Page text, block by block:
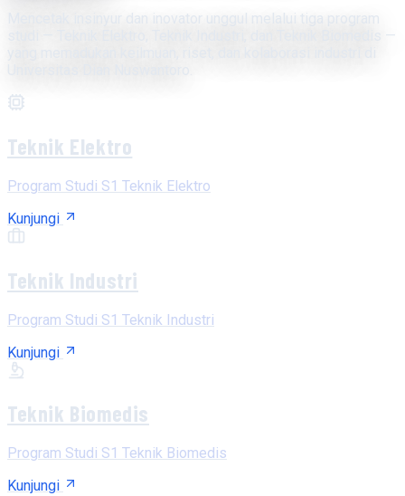
Mencetak insinyur dan inovator unggul melalui tiga program
studi — Teknik Elektro, Teknik Industri, dan Teknik Biomedis —
Teknik Elektro
Program Studi S1 Teknik Elektro
Kunjungi
Teknik Industri
Program Studi S1 Teknik Industri
Kunjungi
Teknik Biomedis
Program Studi S1 Teknik Biomedis
Kunjungi